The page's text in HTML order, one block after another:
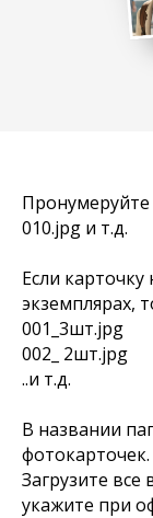
Пронумеруйте
010.jpg и т.д.
Если
экземплярах,
001_3шт.jpg
002_ 2шт.jpg
..и т.д.
В названии
фотокарточек.
Загрузите все
укажите при